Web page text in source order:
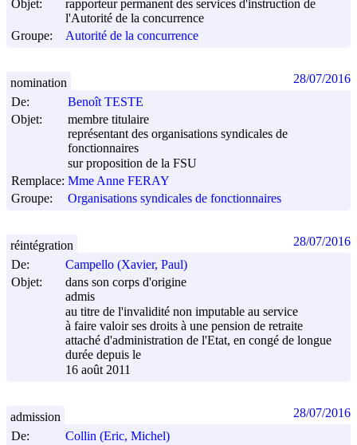
Objet:
rapporteur permanent des services d'instruction de
l'Autorité de la concurrence
Groupe:
Autorité de la concurrence
De:
Benoît TESTE
Objet:
membre titulaire
représentant des organisations syndicales de
fonctionnaires
sur proposition de la FSU
Remplace: Mme Anne FERAY
Groupe:
Organisations syndicales de fonctionnaires
nomination 28/07/2016
De:
Campello (Xavier, Paul)
Objet:
dans son corps d'origine
admis
au titre de l'invalidité non imputable au service
à faire valoir ses droits à une pension de retraite
attaché d'administration de l'Etat, en congé de longue
durée depuis le
16 août 2011
réintégration 28/07/2016
De:
Collin (Eric, Michel)
admission 28/07/2016